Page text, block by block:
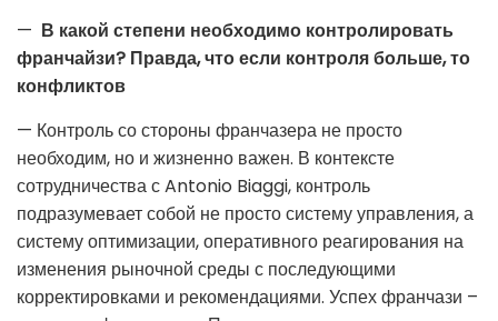
— В какой степени необходимо контролировать
франчайзи? Правда, что если контроля больше, то
конфликтов
— Контроль со стороны франчазера не просто
необходим, но и жизненно важен. В контексте
сотрудничества с Antonio Biaggi, контроль
подразумевает собой не просто систему управления, а
систему оптимизации, оперативного реагирования на
изменения рыночной среды с последующими
корректировками и рекомендациями. Успех франчази –